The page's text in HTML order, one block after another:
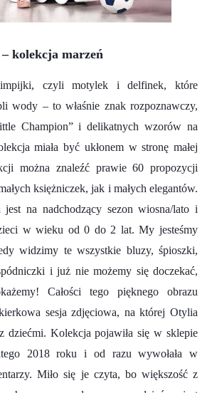
kolekcja marzeń
czyli motylek i delfinek, które
wody – to właśnie znak rozpoznawczy,
Champion” i delikatnych wzorów na
miała być ukłonem w stronę małej
można znaleźć prawie 60 propozycji
księżniczek, jak i małych elegantów.
na nadchodzący sezon wiosna/lato i
w wieku od 0 do 2 lat. My jesteśmy
widzimy te wszystkie bluzy, śpioszki,
i już nie możemy się doczekać,
Całości tego pięknego obrazu
sesja zdjęciowa, na której Otylia
dziećmi. Kolekcja pojawiła się w sklepie
2018 roku i od razu wywołała w
Miło się je czyta, bo większość z